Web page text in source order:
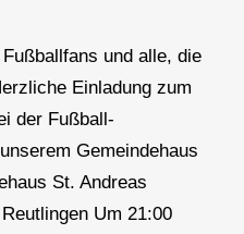
und alle, die
Einladung zum
der Fußball-
Gemeindehaus
St. Andreas
Um 21:00